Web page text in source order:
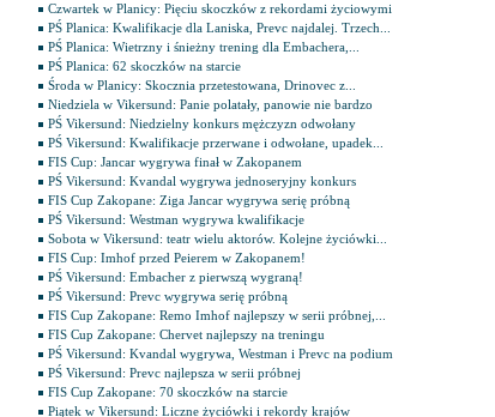
Czwartek w Planicy: Pięciu skoczków z rekordami życiowymi
PŚ Planica: Kwalifikacje dla Laniska, Prevc najdalej. Trzech...
PŚ Planica: Wietrzny i śnieżny trening dla Embachera,...
PŚ Planica: 62 skoczków na starcie
Środa w Planicy: Skocznia przetestowana, Drinovec z...
Niedziela w Vikersund: Panie polatały, panowie nie bardzo
PŚ Vikersund: Niedzielny konkurs mężczyzn odwołany
PŚ Vikersund: Kwalifikacje przerwane i odwołane, upadek...
FIS Cup: Jancar wygrywa finał w Zakopanem
PŚ Vikersund: Kvandal wygrywa jednoseryjny konkurs
FIS Cup Zakopane: Ziga Jancar wygrywa serię próbną
PŚ Vikersund: Westman wygrywa kwalifikacje
Sobota w Vikersund: teatr wielu aktorów. Kolejne życiówki...
FIS Cup: Imhof przed Peierem w Zakopanem!
PŚ Vikersund: Embacher z pierwszą wygraną!
PŚ Vikersund: Prevc wygrywa serię próbną
FIS Cup Zakopane: Remo Imhof najlepszy w serii próbnej,...
FIS Cup Zakopane: Chervet najlepszy na treningu
PŚ Vikersund: Kvandal wygrywa, Westman i Prevc na podium
PŚ Vikersund: Prevc najlepsza w serii próbnej
FIS Cup Zakopane: 70 skoczków na starcie
Piątek w Vikersund: Liczne życiówki i rekordy krajów